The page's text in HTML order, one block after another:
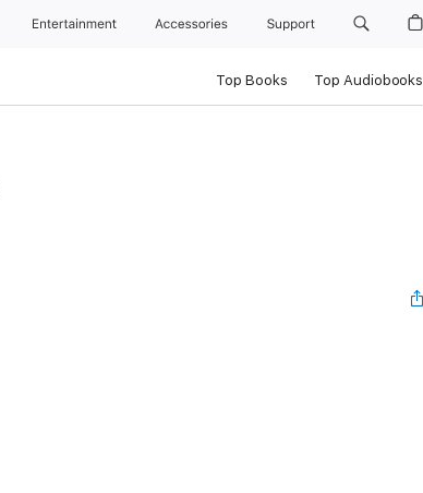
Entertainment Accessories Support
Top Books Top Audiobooks